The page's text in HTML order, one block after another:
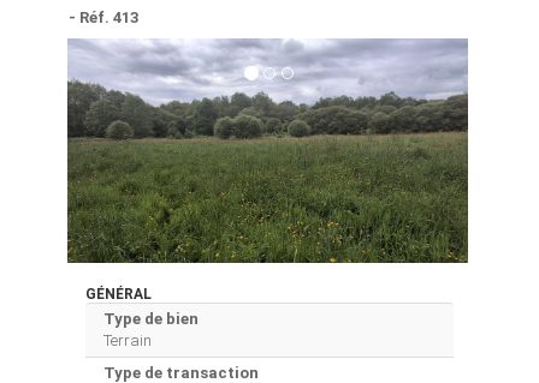
- Réf. 413
GÉNÉRAL
Type de bien
Terrain
Type de transaction